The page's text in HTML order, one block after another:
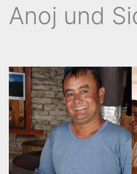
Anoj und